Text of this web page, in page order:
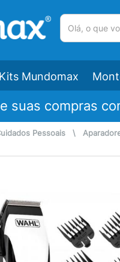
Kits Mundomax
suas compras
Pessoais \